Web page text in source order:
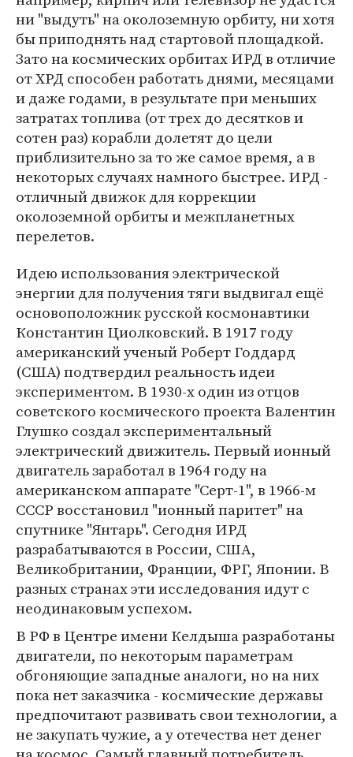
ни "выдуть" на околоземную орбиту, ни хотя
бы приподнять над стартовой площадкой.
Зато на космических орбитах ИРД в отличие
от ХРД способен работать днями, месяцами
и даже годами, в результате при меньших
затратах топлива (от трех до десятков и
сотен раз) корабли долетят до цели
приблизительно за то же самое время, а в
некоторых случаях намного быстрее. ИРД -
отличный движок для коррекции
околоземной орбиты и межпланетных
перелетов.
Идею использования электрической
энергии для получения тяги выдвигал ещё
основоположник русской космонавтики
Константин Циолковский. В 1917 году
американский ученый Роберт Годдард
(США) подтвердил реальность идеи
экспериментом. В 1930-х один из отцов
советского космического проекта Валентин
Глушко создал экспериментальный
электрический движитель. Первый ионный
двигатель заработал в 1964 году на
американском аппарате "Серт-1", в 1966-м
СССР восстановил "ионный паритет" на
спутнике "Янтарь". Сегодня ИРД
разрабатываются в России, США,
Великобритании, Франции, ФРГ, Японии. В
разных странах эти исследования идут с
неодинаковым успехом.
В РФ в Центре имени Келдыша разработаны
двигатели, по некоторым параметрам
обгоняющие западные аналоги, но на них
пока нет заказчика - космические державы
предпочитают развивать свои технологии, а
не закупать чужие, а у отечества нет денег